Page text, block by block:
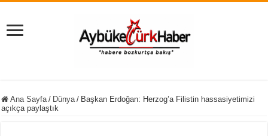
Ana Sayfa / Dünya / Başkan Erdoğan: Herzog’a Filistin hassasiyetimizi
açıkça paylaştık